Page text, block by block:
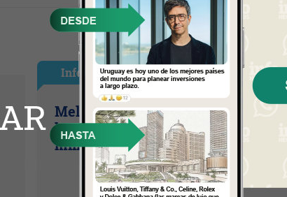
InfoNegocios España
Meliá gana 4,1 millones de euros
hasta junio (tras provisionar 79,4
millones por su salida de Cuba)